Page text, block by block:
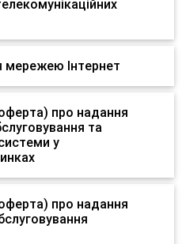
мережею Інтернет
про надання
та
у
про надання